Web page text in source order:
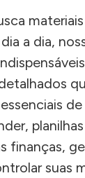
a dia,
finanças,
suas